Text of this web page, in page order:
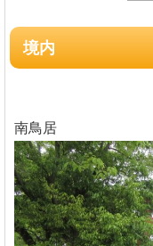
境内
南鳥居